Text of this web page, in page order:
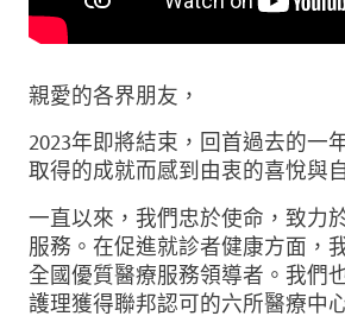
親愛的各界朋友，
2023年即將結束，回首過去的一
取得的成就而感到由衷的喜悅與
一直以來，我們忠於使命，致力
服務。在促進就診者健康方面，
全國優質醫療服務領導者。我們
護理獲得聯邦認可的六所醫療中